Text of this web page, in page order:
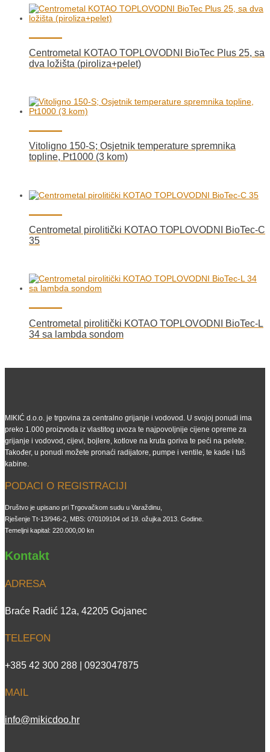
Centrometal KOTAO TOPLOVODNI BioTec Plus 25, sa
dva ložišta (piroliza+pelet)
Vitoligno 150-S; Osjetnik temperature spremnika
topline, Pt1000 (3 kom)
Centrometal pirolitički KOTAO TOPLOVODNI BioTec-C
35
Centrometal pirolitički KOTAO TOPLOVODNI BioTec-L
34 sa lambda sondom
MIKIĆ d.o.o. je trgovina za centralno grijanje i vodovod. U svojoj ponudi ima
preko 1.000 proizvoda iz vlastitog uvoza te najpovoljnije cijene opreme za
grijanje i vodovod, cijevi, bojlere, kotlove na kruta goriva te peći na pelete.
Također, u ponudi možete pronaći radijatore, pumpe i ventile, te kade i tuš
kabine.
PODACI O REGISTRACIJI
Društvo je upisano pri Trgovačkom sudu u Varaždinu,
Rješenje Tt-13/946-2, MBS: 070109104 od 19. ožujka 2013. Godine.
Temeljni kapital: 220.000,00 kn
Kontakt
ADRESA
Braće Radić 12a, 42205 Gojanec
TELEFON
+385 42 300 288 | 0923047875
MAIL
info@mikicdoo.hr